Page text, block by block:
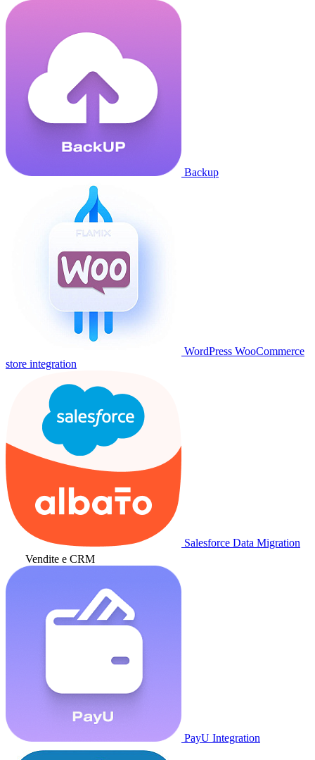
Backup
WordPress WooCommerce
store integration
Salesforce Data Migration
Vendite e CRM
PayU Integration